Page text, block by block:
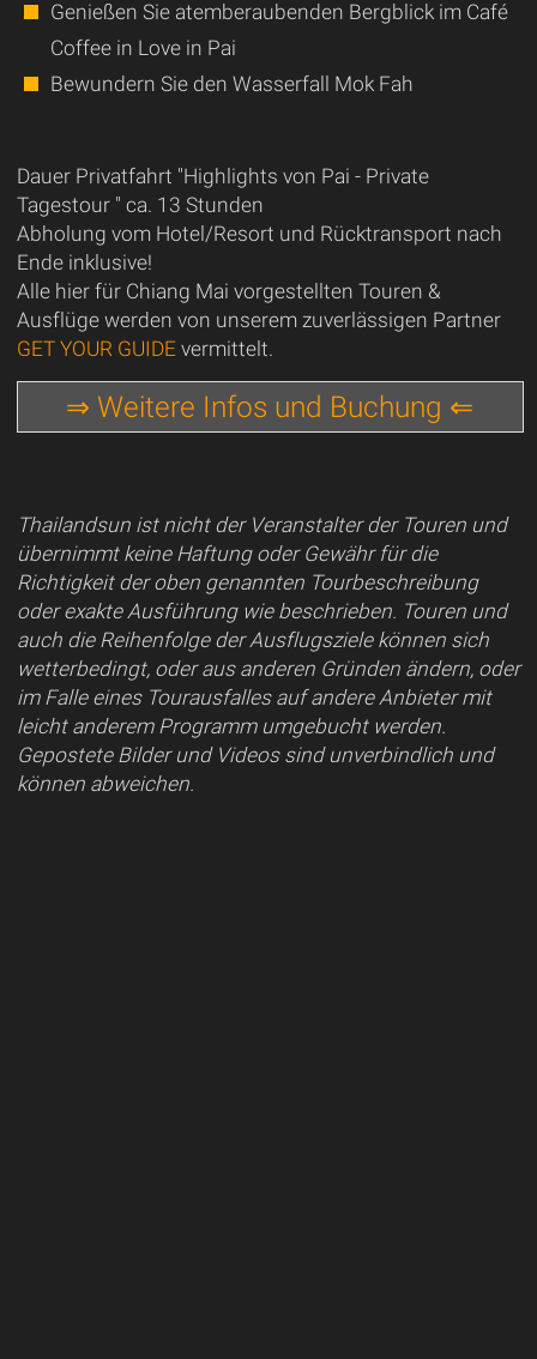
Genießen Sie atemberaubenden Bergblick im Café
Coffee in Love in Pai
Bewundern Sie den Wasserfall Mok Fah
Dauer Privatfahrt "Highlights von Pai - Private
Tagestour " ca. 13 Stunden
Abholung vom Hotel/Resort und Rücktransport nach
Ende inklusive!
Alle hier für Chiang Mai vorgestellten Touren &
Ausflüge werden von unserem zuverlässigen Partner
GET YOUR GUIDEvermittelt.
⇒ Weitere Infos und Buchung ⇐
Thailandsun ist nicht der Veranstalter der Touren und
übernimmt keine Haftung oder Gewähr für die
Richtigkeit der oben genannten Tourbeschreibung
oder exakte Ausführung wie beschrieben. Touren und
auch die Reihenfolge der Ausflugsziele können sich
wetterbedingt, oder aus anderen Gründen ändern, oder
im Falle eines Tourausfalles auf andere Anbieter mit
leicht anderem Programm umgebucht werden.
Gepostete Bilder und Videos sind unverbindlich und
können abweichen.